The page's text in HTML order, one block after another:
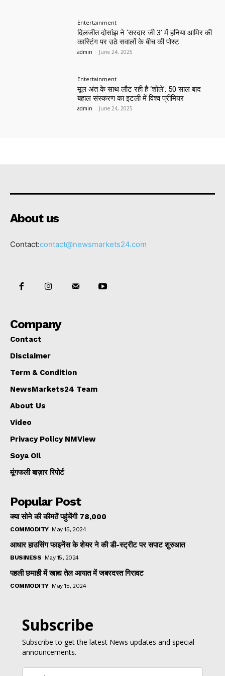
Entertainment
दिलजीत दोसांझ ने ‘सरदार जी 3’ में हनिया आमिर की
कास्टिंग पर उठे सवालों के बीच की पोस्ट
admin - June 24, 2025
Entertainment
मूल अंत के साथ लौट रही है ‘शोले’: 50 साल बाद
बहाल संस्करण का इटली में विश्व प्रीमियर
admin - June 24, 2025
About us
Contact:contact@newsmarkets24.com
Company
Contact
Disclaimer
Term & Condition
NewsMarkets24 Team
About Us
Video
Privacy Policy NMView
Soya Oil
मूंगफली बाज़ार रिपोर्ट
Popular Post
क्या सोने की कीमतें पहुंचेंगी ₹78,000
COMMODITY May 15, 2024
आधार हाउसिंग फाइनेंस के शेयर ने की डी-स्ट्रीट पर सपाट शुरुआत
BUSINESS May 15, 2024
पहली छमाही में खाद्य तेल आयात में जबरदस्त गिरावट
COMMODITY May 15, 2024
Subscribe
Subscribe to get the latest News updates and special
announcements.